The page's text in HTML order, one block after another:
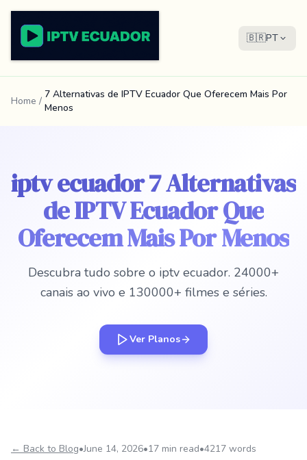
🇧🇷PT
Home /
7 Alternativas de IPTV Ecuador Que Oferecem Mais Por
Menos
iptv ecuador 7 Alternativas
de IPTV Ecuador Que
Oferecem Mais Por Menos
Descubra tudo sobre o iptv ecuador. 24000+
canais ao vivo e 130000+ filmes e séries.
Ver Planos
← Back to Blog•June 14, 2026•17 min read•4217 words